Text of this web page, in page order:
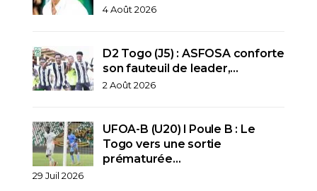
4 Août 2026
D2 Togo (J5) : ASFOSA conforte
son fauteuil de leader,…
2 Août 2026
UFOA-B (U20) l Poule B : Le
Togo vers une sortie
prématurée…
29 Juil 2026